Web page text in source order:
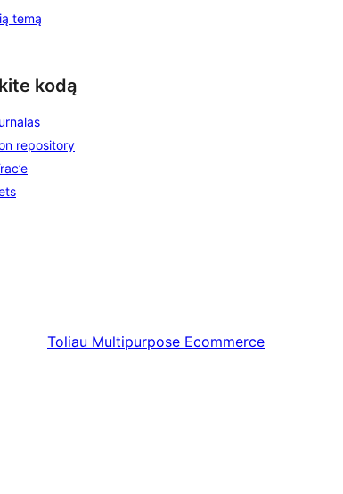
temą
kodą
repository
Toliau Multipurpose Ecommerce